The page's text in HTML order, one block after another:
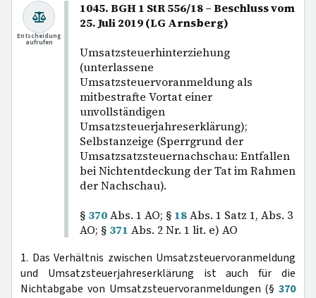
1045. BGH 1 StR 556/18 – Beschluss vom
25. Juli 2019 (LG Arnsberg)
Umsatzsteuerhinterziehung
(unterlassene
Umsatzsteuervoranmeldung als
mitbestrafte Vortat einer
unvollständigen
Umsatzsteuerjahreserklärung);
Selbstanzeige (Sperrgrund der
Umsatzsatzsteuernachschau: Entfallen
bei Nichtentdeckung der Tat im Rahmen
der Nachschau).
§ 370Abs. 1 AO; § 18Abs. 1 Satz 1, Abs. 3
AO; § 371 Abs. 2 Nr. 1 lit. e) AO
Entscheidung
aufrufen
1. Das Verhältnis zwischen Umsatzsteuervoranmeldung
und Umsatzsteuerjahreserklärung ist auch für die
Nichtabgabe von Umsatzsteuervoranmeldungen (§ 370